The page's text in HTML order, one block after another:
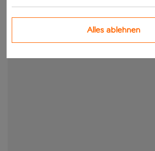
Alles ablehnen